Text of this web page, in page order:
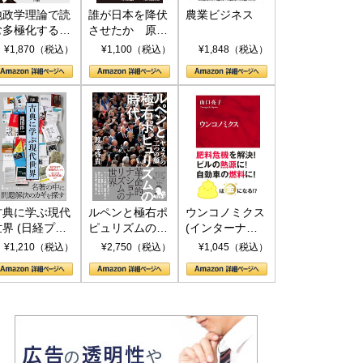
政学理論で読
多極化する世
トランプと
¥1,870（税込）
誰が日本を降伏
させたか 原爆
投下、ソ連参
(PHP新書)
¥1,100（税込）
農業ビジネス
¥1,848（税込）
典に学ぶ現代
界 (日経プレ
アシリーズ)
¥1,210（税込）
ルペンと極右ポ
ピュリズムの時
代：〈ヤヌス〉
¥2,750（税込）
ウンコノミクス
(インターナシ
ョナル新書)
¥1,045（税込）